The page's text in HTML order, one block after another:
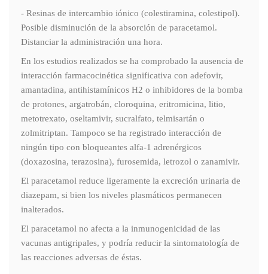
- Resinas de intercambio iónico (colestiramina, colestipol).
Posible disminución de la absorción de paracetamol.
Distanciar la administración una hora.
En los estudios realizados se ha comprobado la ausencia de
interacción farmacocinética significativa con adefovir,
amantadina, antihistamínicos H2 o inhibidores de la bomba
de protones, argatrobán, cloroquina, eritromicina, litio,
metotrexato, oseltamivir, sucralfato, telmisartán o
zolmitriptan. Tampoco se ha registrado interacción de
ningún tipo con bloqueantes alfa-1 adrenérgicos
(doxazosina, terazosina), furosemida, letrozol o zanamivir.
El paracetamol reduce ligeramente la excreción urinaria de
diazepam, si bien los niveles plasmáticos permanecen
inalterados.
El paracetamol no afecta a la inmunogenicidad de las
vacunas antigripales, y podría reducir la sintomatología de
las reacciones adversas de éstas.